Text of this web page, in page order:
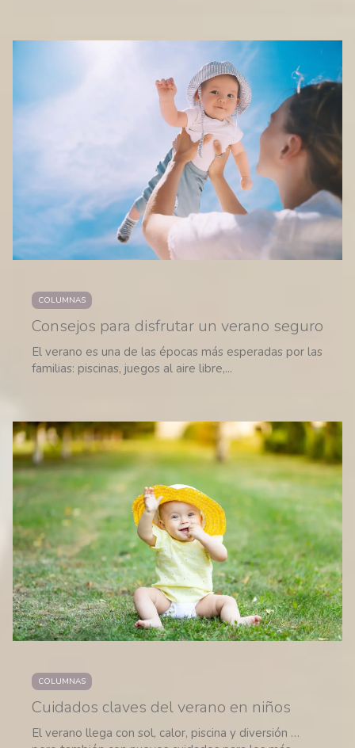
Consejos para disfrutar un verano seguro
COLUMNAS
El verano es una de las épocas más esperadas por las
familias: piscinas, juegos al aire libre,...
Cuidados claves del verano en niños
COLUMNAS
El verano llega con sol, calor, piscina y diversión …